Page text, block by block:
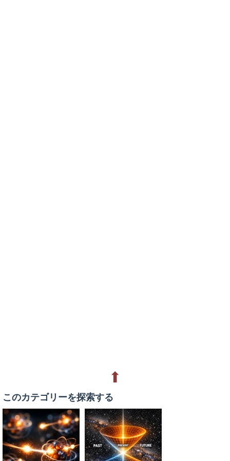
⬆
このカテゴリーを探索する